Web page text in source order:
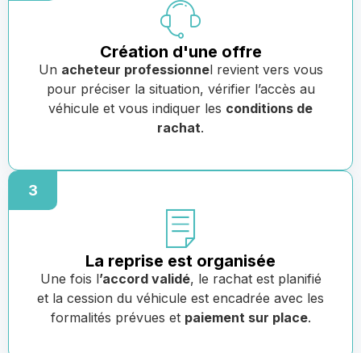
Création d'une offre
Un acheteur professionnel revient vers vous
pour préciser la situation, vérifier l’accès au
véhicule et vous indiquer les conditions de
rachat.
3
La reprise est organisée
Une fois l’accord validé, le rachat est planifié
et la cession du véhicule est encadrée avec les
formalités prévues et paiement sur place.